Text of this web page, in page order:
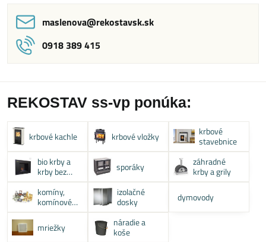
maslenova​@rekostavsk​.sk
0918 389 415
REKOSTAV ss-vp ponúka:
krbové kachle krbové vložky
krbové
stavebnice
bio krby a
krby bez
komína
sporáky
záhradné
krby a grily
komíny,
komínové
systémy
izolačné
dosky
dymovody
mriežky
náradie a
koše